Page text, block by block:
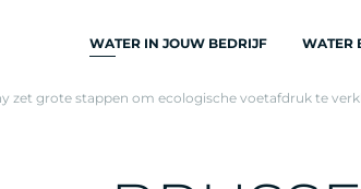
WATER IN JOUW BEDRIJF
DRINKWATERSYSTEMEN
WATER
zet grote stappen om ecologische voetafdruk te